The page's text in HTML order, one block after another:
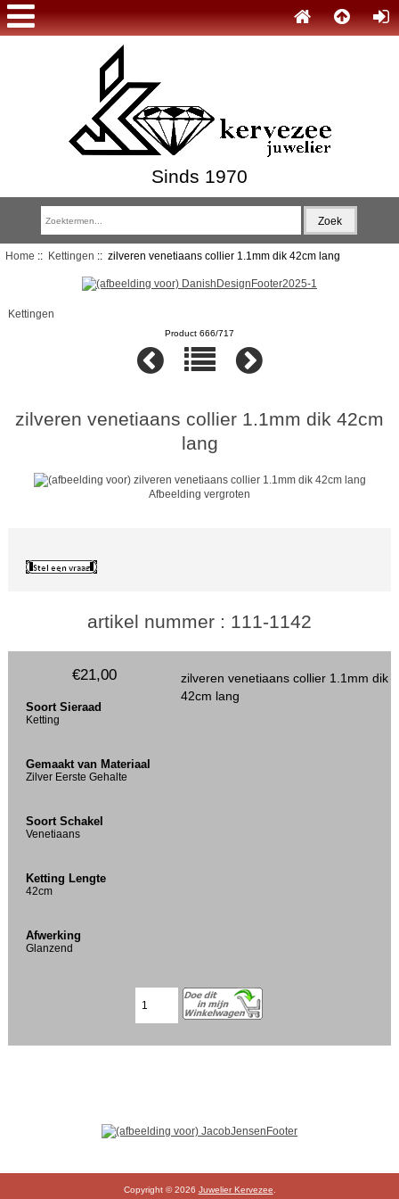
Sinds 1970
Home :: Kettingen :: zilveren venetiaans collier 1.1mm dik 42cm lang
Kettingen
Product 666/717
zilveren venetiaans collier 1.1mm dik 42cm
lang
Afbeelding vergroten
artikel nummer : 111-1142
zilveren venetiaans collier 1.1mm dik
42cm lang
€21,00
Soort Sieraad
Ketting
Gemaakt van Materiaal
Zilver Eerste Gehalte
Soort Schakel
Venetiaans
Ketting Lengte
42cm
Afwerking
Glanzend
Copyright © 2026 Juwelier Kervezee.